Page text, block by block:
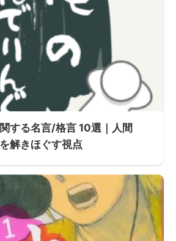
する名言/格言 10選｜人間
解きほぐす視点